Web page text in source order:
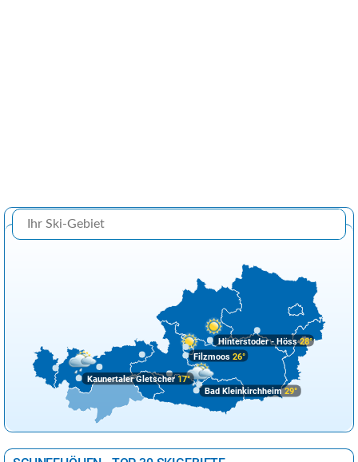
Kaunertaler Gletscher17°
Hinterstoder - Höss28°
Filzmoos 26°
Bad Kleinkirchheim29°